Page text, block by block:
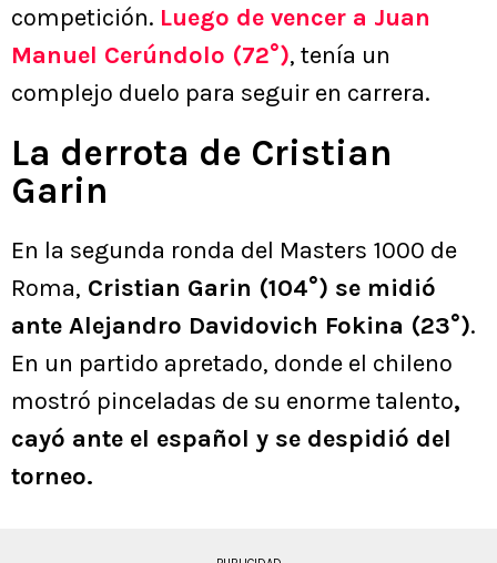
competición. Luego de vencer a Juan
Manuel Cerúndolo (72°), tenía un
complejo duelo para seguir en carrera.
La derrota de Cristian
Garin
En la segunda ronda del Masters 1000 de
Roma, Cristian Garin (104°) se midió
ante Alejandro Davidovich Fokina (23°).
En un partido apretado, donde el chileno
mostró pinceladas de su enorme talento,
cayó ante el español y se despidió del
torneo.